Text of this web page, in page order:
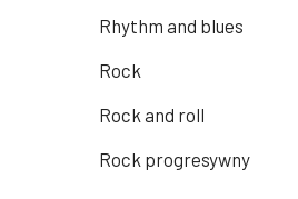
Rhythm and blues
Rock
Rock and roll
Rock progresywny